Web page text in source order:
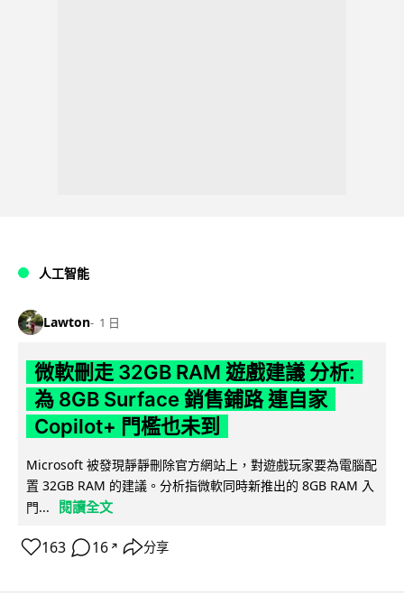
人工智能
Lawton 1 日
微軟刪走 32GB RAM 遊戲建議 分析:
為 8GB Surface 銷售鋪路 連自家
Copilot+ 門檻也未到
Microsoft 被發現靜靜刪除官方網站上，對遊戲玩家要為電腦配
置 32GB RAM 的建議。分析指微軟同時新推出的 8GB RAM 入
門...
閱讀全文
163 16 ↗ 分享